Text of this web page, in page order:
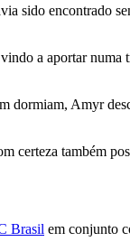
sido encontrado
a aportar numa
dormiam, Amyr
certeza também
Brasil em conjunto